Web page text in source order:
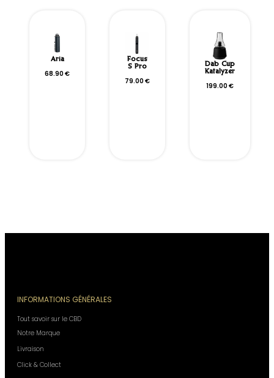
Aria
68.90 €
Focus
S Pro
79.00 €
Dab Cup
Katalyzer
199.00 €
INFORMATIONS GÉNÉRALES
Tout savoir sur le CBD
Notre Marque
Livraison
Click & Collect